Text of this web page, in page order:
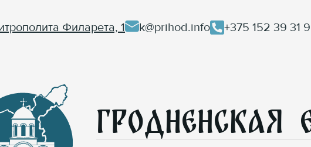
Филарета, 1 k@prihod.info +375 152 39 31
Гродненская